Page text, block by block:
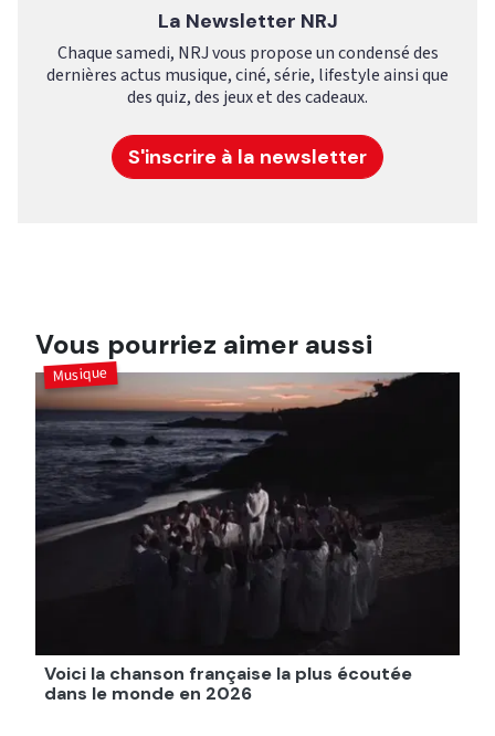
La Newsletter NRJ
Chaque samedi, NRJ vous propose un condensé des
dernières actus musique, ciné, série, lifestyle ainsi que
des quiz, des jeux et des cadeaux.
S'inscrire à la newsletter
Vous pourriez aimer aussi
Voici la chanson française la plus écoutée
dans le monde en 2026
Musique